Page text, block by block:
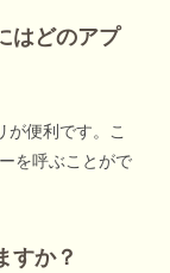
はどのアプ
が便利です。こ
を呼ぶことがで
すか？